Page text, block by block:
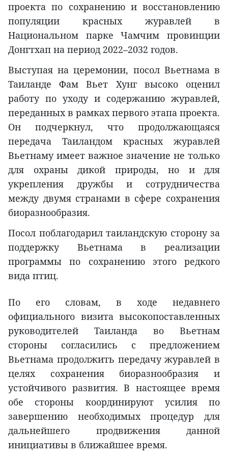
проекта по сохранению и восстановлению
популяции красных журавлей в
Национальном парке Чамчим провинции
Донгтхап на период 2022–2032 годов.
Выступая на церемонии, посол Вьетнама в
Таиланде Фам Вьет Хунг высоко оценил
работу по уходу и содержанию журавлей,
переданных в рамках первого этапа проекта.
Он подчеркнул, что продолжающаяся
передача Таиландом красных журавлей
Вьетнаму имеет важное значение не только
для охраны дикой природы, но и для
укрепления дружбы и сотрудничества
между двумя странами в сфере сохранения
биоразнообразия.
Посол поблагодарил таиландскую сторону за
поддержку Вьетнама в реализации
программы по сохранению этого редкого
вида птиц.
По его словам, в ходе недавнего
официального визита высокопоставленных
руководителей Таиланда во Вьетнам
стороны согласились с предложением
Вьетнама продолжить передачу журавлей в
целях сохранения биоразнообразия и
устойчивого развития. В настоящее время
обе стороны координируют усилия по
завершению необходимых процедур для
дальнейшего продвижения данной
инициативы в ближайшее время.